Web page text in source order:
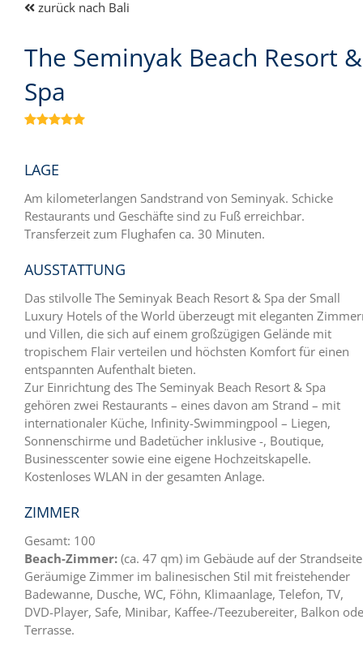
zurück nach Bali
The Seminyak Beach Resort &
Spa

LAGE
Am kilometerlangen Sandstrand von Seminyak. Schicke
Restaurants und Geschäfte sind zu Fuß erreichbar.
Transferzeit zum Flughafen ca. 30 Minuten.
AUSSTATTUNG
Das stilvolle The Seminyak Beach Resort & Spa der Small
Luxury Hotels of the World überzeugt mit eleganten
und Villen, die sich auf einem großzügigen Gelände mit
tropischem Flair verteilen und höchsten Komfort für einen
entspannten Aufenthalt bieten.
Zur Einrichtung des The Seminyak Beach Resort & Spa
gehören zwei Restaurants – eines davon am Strand – mit
internationaler Küche, Infinity-Swimmingpool – Liegen,
Sonnenschirme und Badetücher inklusive -, Boutique,
Businesscenter sowie eine eigene Hochzeitskapelle.
Kostenloses WLAN in der gesamten Anlage.
ZIMMER
Gesamt: 100
Beach-Zimmer: (ca. 47 qm) im Gebäude auf der
Geräumige Zimmer im balinesischen Stil mit freistehender
Badewanne, Dusche, WC, Föhn, Klimaanlage, Telefon, TV,
DVD-Player, Safe, Minibar, Kaffee-/Teezubereiter, Balkon
Terrasse.